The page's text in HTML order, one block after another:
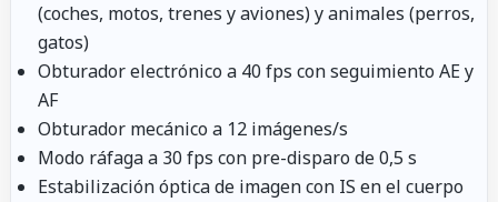
(coches, motos, trenes y aviones) y animales (perros,
gatos)
Obturador electrónico a 40 fps con seguimiento AE y
AF
Obturador mecánico a 12 imágenes/s
Modo ráfaga a 30 fps con pre-disparo de 0,5 s
Estabilización óptica de imagen con IS en el cuerpo